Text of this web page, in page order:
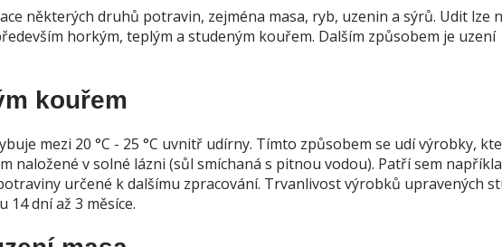
některých druhů potravin, zejména masa, ryb, uzenin a sýrů. Udit lze
horkým, teplým a studeným kouřem. Dalším způsobem je uzení
kouřem
mezi 20 °C - 25 °C uvnitř udírny. Tímto způsobem se udí výrobky,
naložené v solné lázni (sůl smíchaná s pitnou vodou). Patří sem
určené k dalšímu zpracování. Trvanlivost výrobků upravených
dní až 3 měsíce.